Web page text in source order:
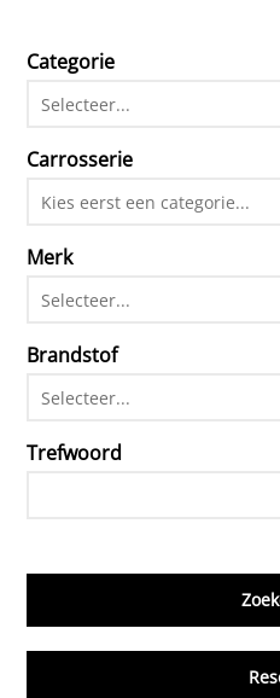
Categorie
Selecteer...
Carrosserie
Kies eerst een categorie...
Merk
Selecteer...
Brandstof
Selecteer...
Trefwoord